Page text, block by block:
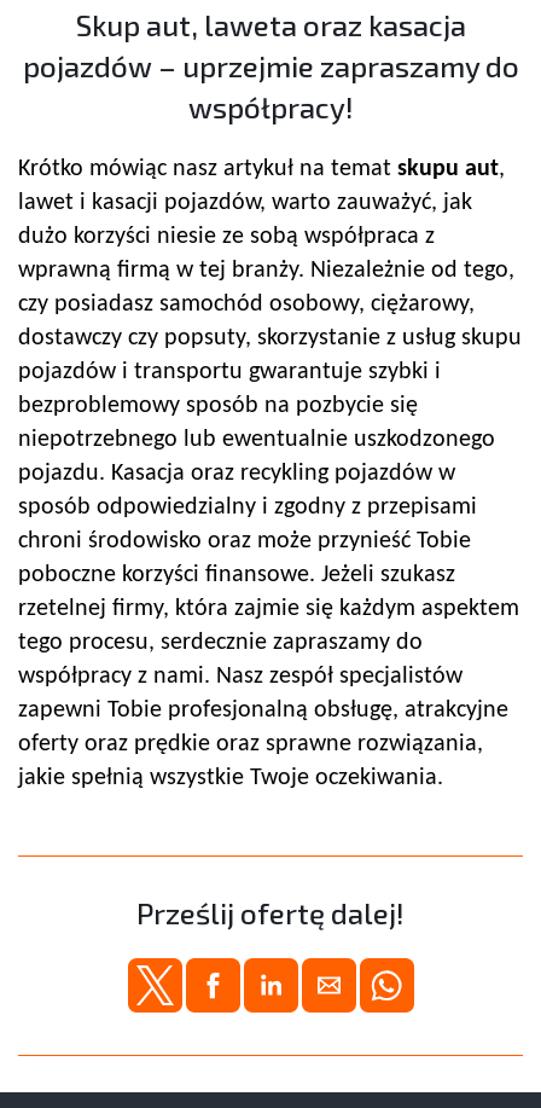
Skup aut, laweta oraz kasacja
pojazdów – uprzejmie zapraszamy do
współpracy!
Krótko mówiąc nasz artykuł na temat skupu aut,
lawet i kasacji pojazdów, warto zauważyć, jak
dużo korzyści niesie ze sobą współpraca z
wprawną firmą w tej branży. Niezależnie od tego,
czy posiadasz samochód osobowy, ciężarowy,
dostawczy czy popsuty, skorzystanie z usług skupu
pojazdów i transportu gwarantuje szybki i
bezproblemowy sposób na pozbycie się
niepotrzebnego lub ewentualnie uszkodzonego
pojazdu. Kasacja oraz recykling pojazdów w
sposób odpowiedzialny i zgodny z przepisami
chroni środowisko oraz może przynieść Tobie
poboczne korzyści finansowe. Jeżeli szukasz
rzetelnej firmy, która zajmie się każdym aspektem
tego procesu, serdecznie zapraszamy do
współpracy z nami. Nasz zespół specjalistów
zapewni Tobie profesjonalną obsługę, atrakcyjne
oferty oraz prędkie oraz sprawne rozwiązania,
jakie spełnią wszystkie Twoje oczekiwania.
Prześlij ofertę dalej!